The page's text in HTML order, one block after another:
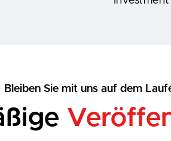
Bleiben Sie mit uns auf dem